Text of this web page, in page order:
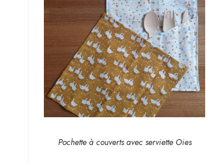
Pochette à couverts avec serviette Oies